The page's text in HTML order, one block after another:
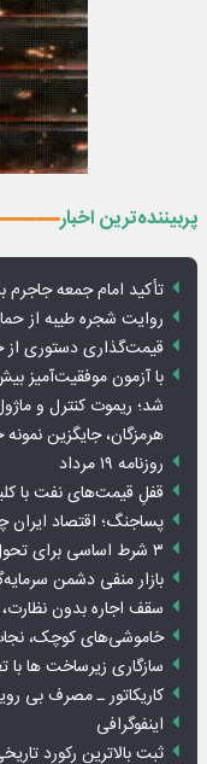
پربیننده‌ترین اخبار
تأکید امام جمعه جاجرم
روایت شجره طیبه از حمایت ۵۰۰ استعداد
قیمت‌گذاری دستوری از
با آزمون موفقیت‌آمیز
شد؛ ریموت کنترل و
هرمزگان، جایگزین
روزنامه ۱۹ مرداد
قفلِ قیمت‌های نفت با
پساجنگ؛ اقتصاد ایران
۳ شرط اساسی برای تحول واقعی در میدان معدن
بازار منفی دشمن
سقف اجاره بدون
خاموشی‌های کوچک،
سازگاری زیرساخت ها با
کاریکاتور ـ مصرف بی
اینفوگرافی